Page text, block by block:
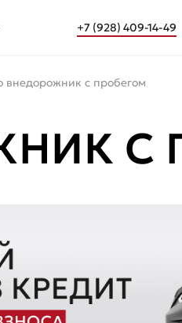
+7 (928) 409-14-49
внедорожник с пробегом